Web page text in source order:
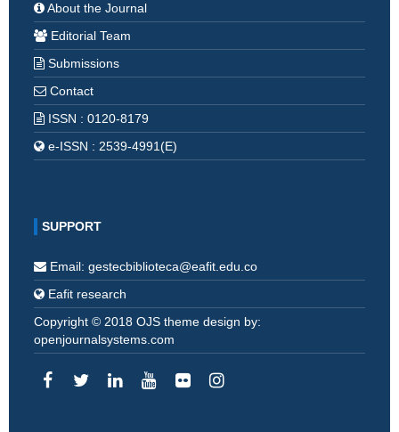
About the Journal
Editorial Team
Submissions
Contact
ISSN : 0120-8179
e-ISSN : 2539-4991(E)
SUPPORT
Email: gestecbiblioteca@eafit.edu.co
Eafit research
Copyright © 2018 OJS theme design by:
openjournalsystems.com